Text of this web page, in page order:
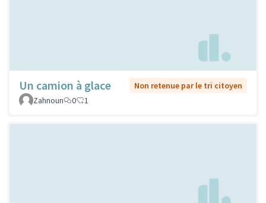
Un camion à glace
Non retenue par le tri citoyen
Zahnoun
0 1